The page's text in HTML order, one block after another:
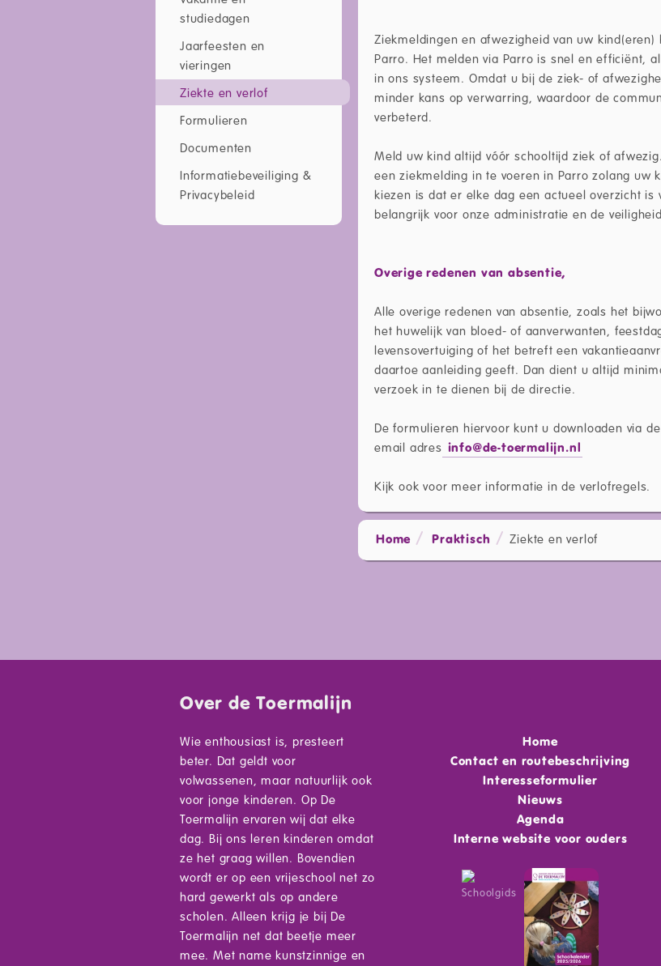
Ziekmeldingen en afwezigheid van uw
Parro. Het melden via Parro is snel en efficiënt,
in ons systeem. Omdat u bij de ziek- of
minder kans op verwarring, waardoor de
verbeterd.
Meld uw kind altijd vóór schooltijd ziek of
een ziekmelding in te voeren in Parro zolang uw
kiezen is dat er elke dag een actueel overzicht
belangrijk voor onze administratie en de
Overige redenen van absentie,
Alle overige redenen van absentie, zoals het
het huwelijk van bloed- of aanverwanten,
levensovertuiging of het betreft een
daartoe aanleiding geeft. Dan dient u altijd
verzoek in te dienen bij de directie.
De formulieren hiervoor kunt u downloaden via
email adres info@de-toermalijn.nl
Kijk ook voor meer informatie in de verlofregels.
Home Praktisch Ziekte en verlof
studiedagen
Jaarfeesten en
vieringen
Ziekte en verlof
Formulieren
Documenten
Informatiebeveiliging &
Privacybeleid
Over de Toermalijn
Wie enthousiast is, presteert
beter. Dat geldt voor
volwassenen, maar natuurlijk ook
voor jonge kinderen. Op De
Toermalijn ervaren wij dat elke
dag. Bij ons leren kinderen omdat
ze het graag willen. Bovendien
wordt er op een vrijeschool net zo
hard gewerkt als op andere
scholen. Alleen krijg je bij De
Toermalijn net dat beetje meer
mee. Met name kunstzinnige en
Home
Contact en routebeschrijving
Interesseformulier
Nieuws
Agenda
Interne website voor ouders
Schoolgids